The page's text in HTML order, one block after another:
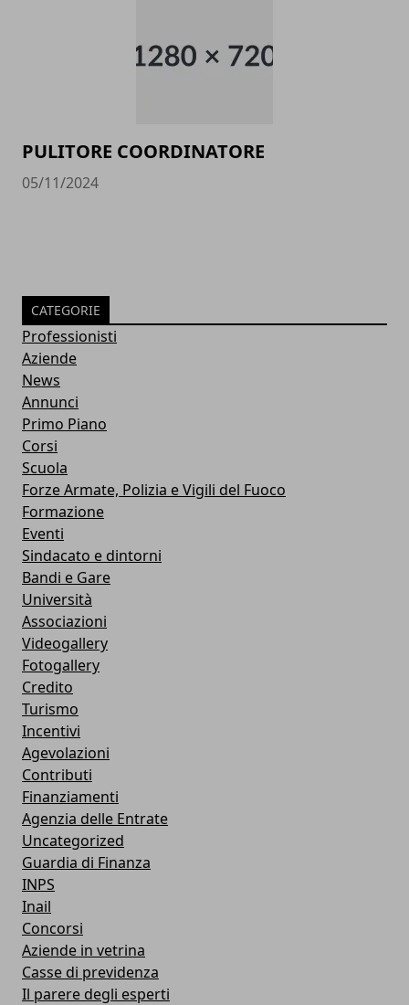
PULITORE COORDINATORE
05/11/2024
CATEGORIE
Professionisti
Aziende
News
Annunci
Primo Piano
Corsi
Scuola
Forze Armate, Polizia e Vigili del Fuoco
Formazione
Eventi
Sindacato e dintorni
Bandi e Gare
Università
Associazioni
Videogallery
Fotogallery
Credito
Turismo
Incentivi
Agevolazioni
Contributi
Finanziamenti
Agenzia delle Entrate
Uncategorized
Guardia di Finanza
INPS
Inail
Concorsi
Aziende in vetrina
Casse di previdenza
Il parere degli esperti